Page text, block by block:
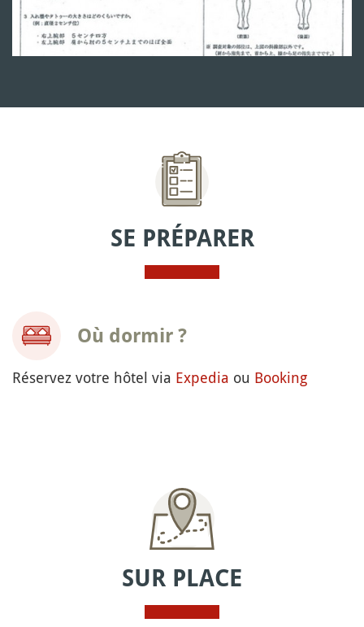
SE PRÉPARER
Où dormir ?
Réservez votre hôtel via Expedia ou Booking
SUR PLACE